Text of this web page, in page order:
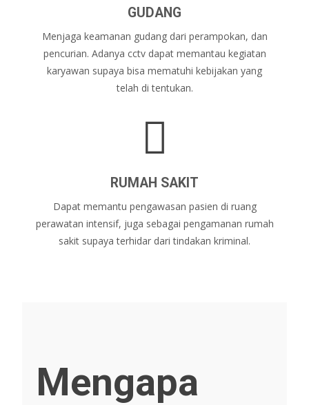
GUDANG
Menjaga keamanan gudang dari perampokan, dan
pencurian. Adanya cctv dapat memantau kegiatan
karyawan supaya bisa mematuhi kebijakan yang
telah di tentukan.
RUMAH SAKIT
Dapat memantu pengawasan pasien di ruang
perawatan intensif, juga sebagai pengamanan rumah
sakit supaya terhidar dari tindakan kriminal.
Mengapa